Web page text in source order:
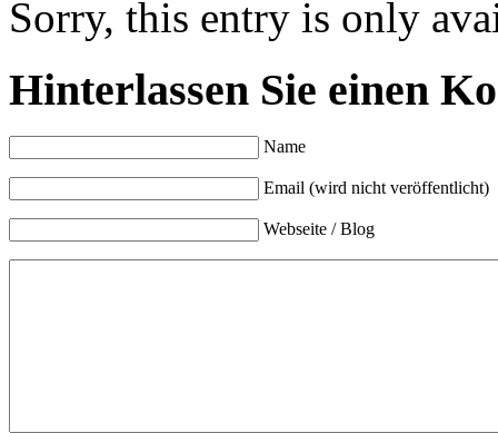
Sorry, this entry is only
Hinterlassen Sie einen
Name
Email (wird nicht veröffentlicht)
Webseite / Blog